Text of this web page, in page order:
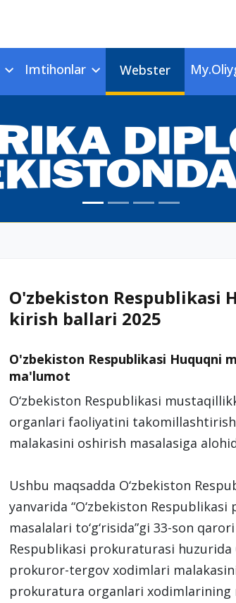
Imtihonlar Webster
O'zbekiston Respublikasi
kirish ballari 2025
O'zbekiston Respublikasi Huquqni
ma'lumot
O‘zbekiston Respublikasi
organlari faoliyatini
malakasini oshirish masalasiga
Ushbu maqsadda O‘zbekiston
yanvarida “O‘zbekiston
masalalari to‘g‘risida”gi 33-son
Respublikasi prokuraturasi
prokuror-tergov xodimlari
prokuratura organlari